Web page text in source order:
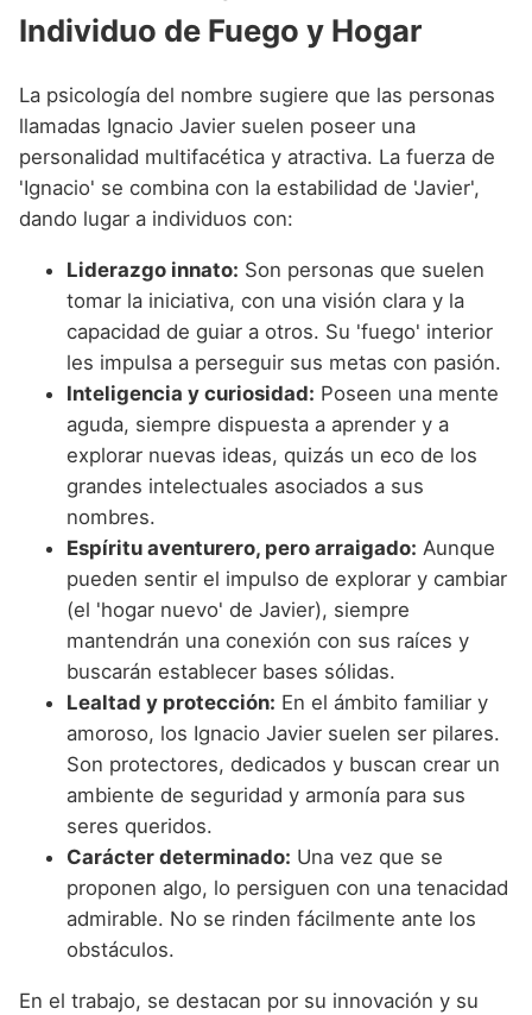
Individuo de Fuego y Hogar
La psicología del nombre sugiere que las personas
llamadas Ignacio Javier suelen poseer una
personalidad multifacética y atractiva. La fuerza de
'Ignacio' se combina con la estabilidad de 'Javier',
dando lugar a individuos con:
Liderazgo innato: Son personas que suelen
tomar la iniciativa, con una visión clara y la
capacidad de guiar a otros. Su 'fuego' interior
les impulsa a perseguir sus metas con pasión.
Inteligencia y curiosidad: Poseen una mente
aguda, siempre dispuesta a aprender y a
explorar nuevas ideas, quizás un eco de los
grandes intelectuales asociados a sus
nombres.
Espíritu aventurero, pero arraigado: Aunque
pueden sentir el impulso de explorar y cambiar
(el 'hogar nuevo' de Javier), siempre
mantendrán una conexión con sus raíces y
buscarán establecer bases sólidas.
Lealtad y protección: En el ámbito familiar y
amoroso, los Ignacio Javier suelen ser pilares.
Son protectores, dedicados y buscan crear un
ambiente de seguridad y armonía para sus
seres queridos.
Carácter determinado: Una vez que se
proponen algo, lo persiguen con una tenacidad
admirable. No se rinden fácilmente ante los
obstáculos.
En el trabajo, se destacan por su innovación y su